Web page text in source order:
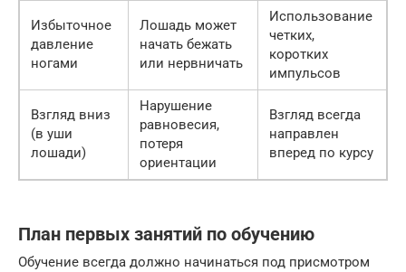
Избыточное
давление
ногами
Лошадь может
начать бежать
или нервничать
Использование
четких,
коротких
импульсов
Взгляд вниз
(в уши
лошади)
Нарушение
равновесия,
потеря
ориентации
Взгляд всегда
направлен
вперед по курсу
План первых занятий по обучению
Обучение всегда должно начинаться под присмотром